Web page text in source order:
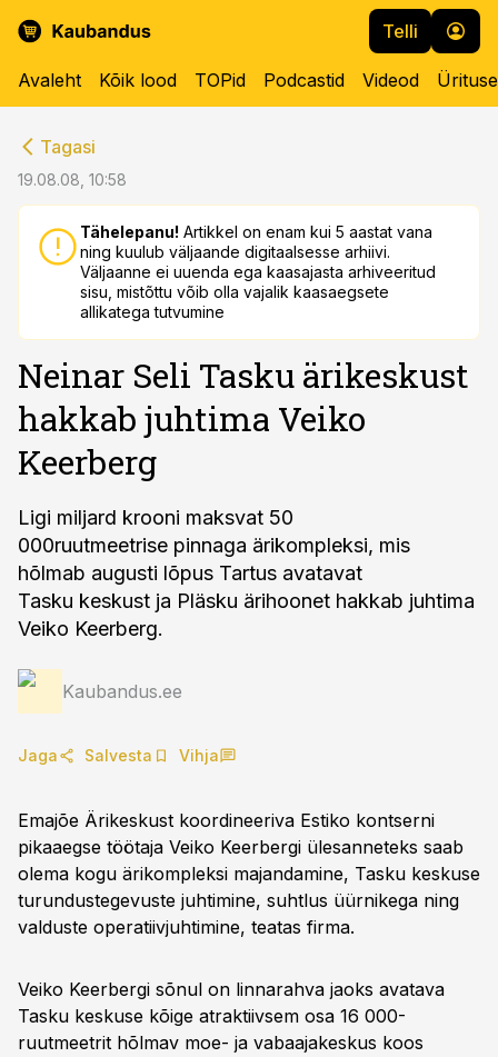
Telli
Avaleht Kõik lood TOPid Podcastid Videod
Tagasi
19.08.08, 10:58
Tähelepanu! Artikkel on enam kui 5 aastat vana
ning kuulub väljaande digitaalsesse arhiivi.
Väljaanne ei uuenda ega kaasajasta arhiveeritud
sisu, mistõttu võib olla vajalik kaasaegsete
allikatega tutvumine
Neinar Seli Tasku ärikeskust
hakkab juhtima Veiko
Keerberg
Ligi miljard krooni maksvat 50
000ruutmeetrise pinnaga ärikompleksi, mis
hõlmab augusti lõpus Tartus avatavat
Tasku keskust ja Pläsku ärihoonet hakkab juhtima
Veiko Keerberg.
Kaubandus.ee
Jaga Salvesta Vihja
Emajõe Ärikeskust koordineeriva Estiko kontserni
pikaaegse töötaja Veiko Keerbergi ülesanneteks saab
olema kogu ärikompleksi majandamine, Tasku keskuse
turundustegevuste juhtimine, suhtlus üürnikega ning
valduste operatiivjuhtimine, teatas firma.
Veiko Keerbergi sõnul on linnarahva jaoks avatava
Tasku keskuse kõige atraktiivsem osa 16 000-
ruutmeetrit hõlmav moe- ja vabaajakeskus koos